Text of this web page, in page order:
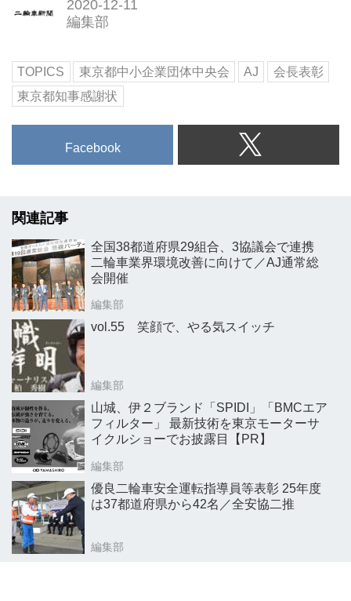
2020-12-11
編集部
TOPICS 東京都中小企業団体中央会 AJ
会長表彰
東京都知事感謝状
Facebook
関連記事
全国38都道府県29組合、3協議会で連携
二輪車業界環境改善に向けて／AJ通常総
会開催
編集部
vol.55 笑顔で、やる気スイッチ
編集部
山城、伊２ブランド「SPIDI」「BMCエア
フィルター」 最新技術を東京モーターサ
イクルショーでお披露目【PR】
編集部
優良二輪車安全運転指導員等表彰 25年度
は37都道府県から42名／全安協二推
編集部